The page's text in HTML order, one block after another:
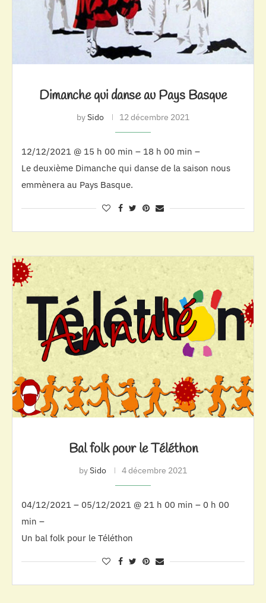
Dimanche qui danse au Pays Basque
bySido 12 décembre 2021
12/12/2021 @ 15 h 00 min – 18 h 00 min –
Le deuxième Dimanche qui danse de la saison nous
emmènera au Pays Basque.
Bal folk pour le Téléthon
bySido 4 décembre 2021
04/12/2021 – 05/12/2021 @ 21 h 00 min – 0 h 00
min –
Un bal folk pour le Téléthon